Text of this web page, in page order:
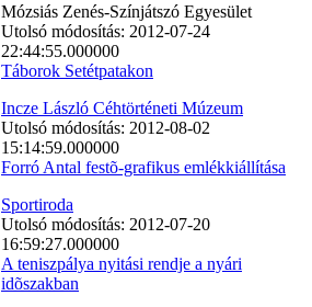
Mózsiás Zenés-Színjátszó Egyesület
Utolsó módosítás: 2012-07-24
22:44:55.000000
Táborok Setétpatakon
Incze László Céhtörténeti Múzeum
Utolsó módosítás: 2012-08-02
15:14:59.000000
Forró Antal festõ-grafikus emlékkiállítása
Sportiroda
Utolsó módosítás: 2012-07-20
16:59:27.000000
A teniszpálya nyitási rendje a nyári
idõszakban